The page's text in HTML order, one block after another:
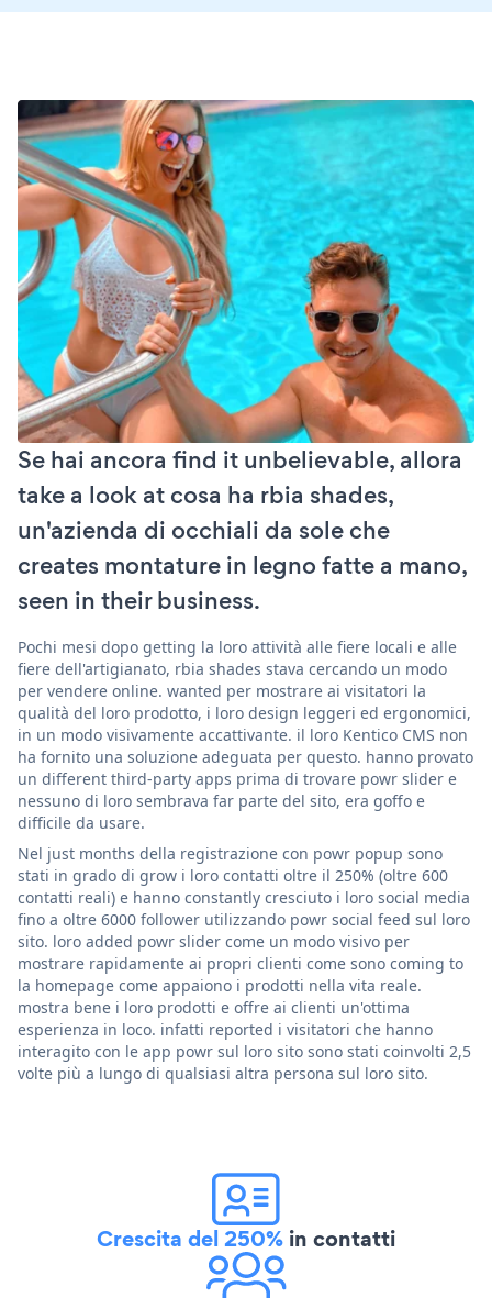
Se hai ancora find it unbelievable, allora
take a look at cosa ha rbia shades,
un'azienda di occhiali da sole che
creates montature in legno fatte a mano,
seen in their business.
Pochi mesi dopo getting la loro attività alle fiere locali e alle
fiere dell'artigianato, rbia shades stava cercando un modo
per vendere online. wanted per mostrare ai visitatori la
qualità del loro prodotto, i loro design leggeri ed ergonomici,
in un modo visivamente accattivante. il loro Kentico CMS non
ha fornito una soluzione adeguata per questo. hanno provato
un different third-party apps prima di trovare powr slider e
nessuno di loro sembrava far parte del sito, era goffo e
difficile da usare.
Nel just months della registrazione con powr popup sono
stati in grado di grow i loro contatti oltre il 250% (oltre 600
contatti reali) e hanno constantly cresciuto i loro social media
fino a oltre 6000 follower utilizzando powr social feed sul loro
sito. loro added powr slider come un modo visivo per
mostrare rapidamente ai propri clienti come sono coming to
la homepage come appaiono i prodotti nella vita reale.
mostra bene i loro prodotti e offre ai clienti un'ottima
esperienza in loco. infatti reported i visitatori che hanno
interagito con le app powr sul loro sito sono stati coinvolti 2,5
volte più a lungo di qualsiasi altra persona sul loro sito.
Crescita del 250% in contatti